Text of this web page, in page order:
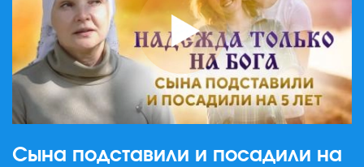
Сына подставили и посадили на